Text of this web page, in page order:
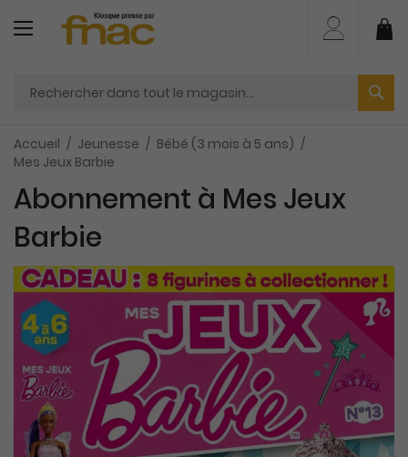
contenu
Accueil Jeunesse
Bébé (3 mois à 5 ans)
Mes Jeux Barbie
Abonnement à Mes Jeux
Barbie